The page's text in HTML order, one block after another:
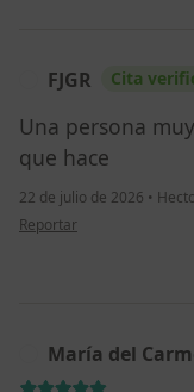
FJGR Cita
Una persona
que hace
22 de julio de 2026 •
en opinión del usuario FJGR
Reportar
María del